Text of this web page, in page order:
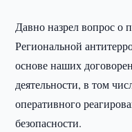
Давно назрел вопрос о
Региональной
основе наших
деятельности, в том
оперативного
безопасности.